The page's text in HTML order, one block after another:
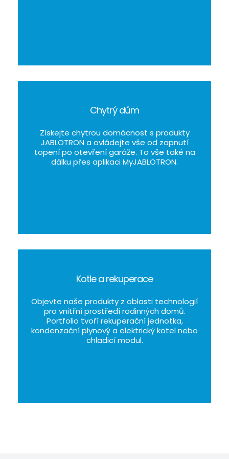
Chytrý dům
Získejte chytrou domácnost s produkty
JABLOTRON a ovládejte vše od zapnutí
topení po otevření garáže. To vše také na
dálku přes aplikaci MyJABLOTRON.
Kotle a rekuperace
Objevte naše produkty z oblasti technologií
pro vnitřní prostředí rodinných domů.
Portfolio tvoří rekuperační jednotka,
kondenzační plynový a elektrický kotel nebo
chladicí modul.